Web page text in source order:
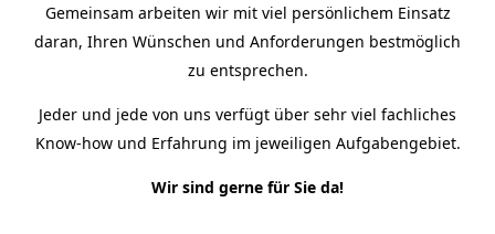
Gemeinsam arbeiten wir mit viel persönlichem Einsatz
daran, Ihren Wünschen und Anforderungen bestmöglich
zu entsprechen.
Jeder und jede von uns verfügt über sehr viel fachliches
Know-how und Erfahrung im jeweiligen Aufgabengebiet.
Wir sind gerne für Sie da!